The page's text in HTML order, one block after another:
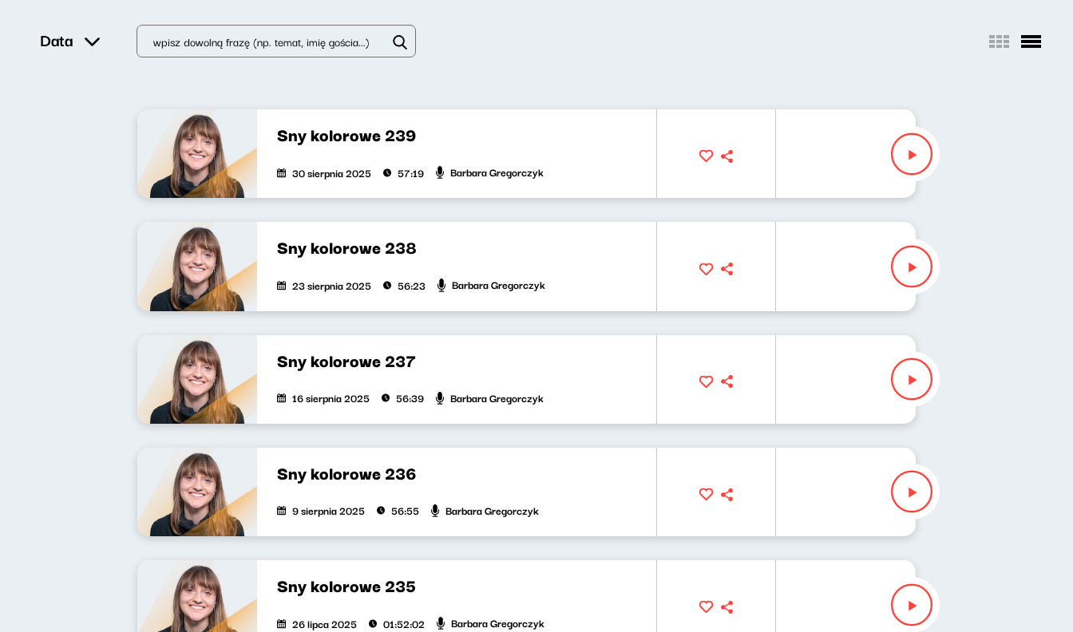
Data
Sny kolorowe 239
30 sierpnia 2025 57:19 Barbara Gregorczyk
Sny kolorowe 238
23 sierpnia 2025 56:23 Barbara Gregorczyk
Sny kolorowe 237
16 sierpnia 2025 56:39 Barbara Gregorczyk
Sny kolorowe 236
9 sierpnia 2025 56:55 Barbara Gregorczyk
Sny kolorowe 235
26 lipca 2025 01:52:02 Barbara Gregorczyk